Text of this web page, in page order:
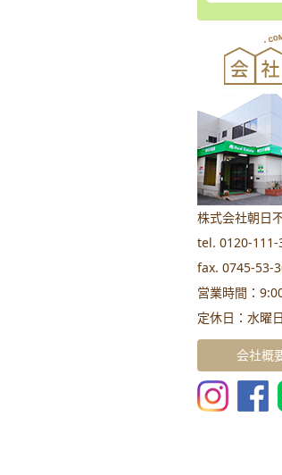
株式会社朝日
tel. 0120-111-
fax. 0745-53-
営業時間：
定休日：水曜
会社概